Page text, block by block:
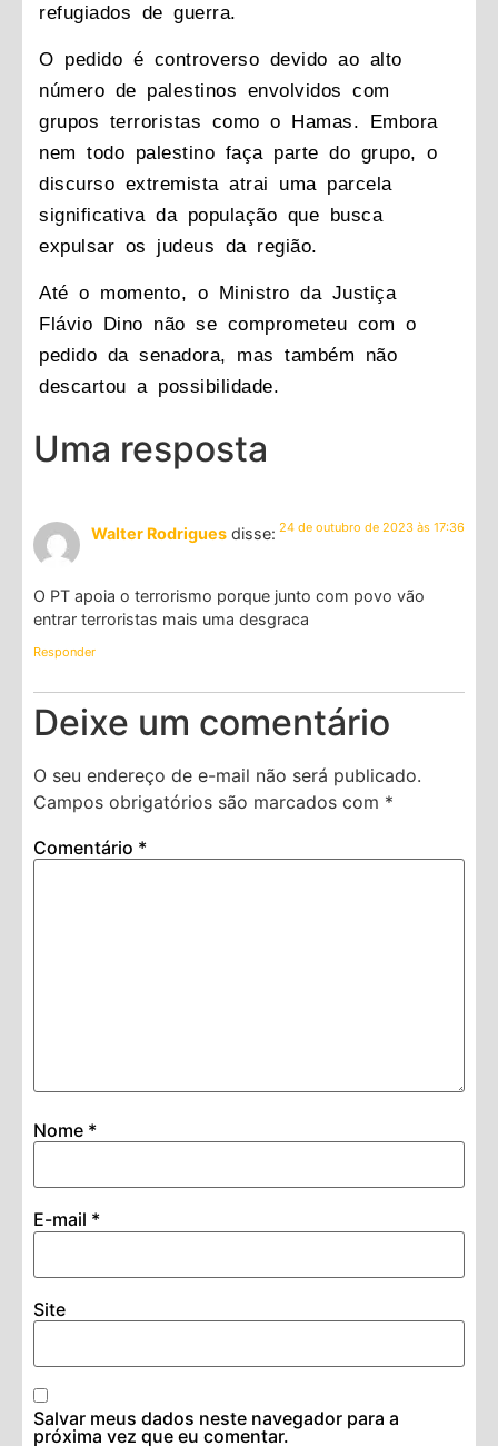
refugiados de guerra.
O pedido é controverso devido ao alto
número de palestinos envolvidos com
grupos terroristas como o Hamas. Embora
nem todo palestino faça parte do grupo, o
discurso extremista atrai uma parcela
significativa da população que busca
expulsar os judeus da região.
Até o momento, o Ministro da Justiça
Flávio Dino não se comprometeu com o
pedido da senadora, mas também não
descartou a possibilidade.
Uma resposta
Walter Rodrigues disse: 24 de outubro de 2023 às 17:36
O PT apoia o terrorismo porque junto com povo vão
entrar terroristas mais uma desgraca
Responder
Deixe um comentário
O seu endereço de e-mail não será publicado.
Campos obrigatórios são marcados com *
Comentário *
Nome *
E-mail *
Site
Salvar meus dados neste navegador para a
próxima vez que eu comentar.